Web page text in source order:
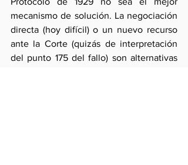
mecanismo de solución. La negociación
directa (hoy difícil) o un nuevo recurso
ante la Corte (quizás de interpretación
del punto 175 del fallo) son alternativas